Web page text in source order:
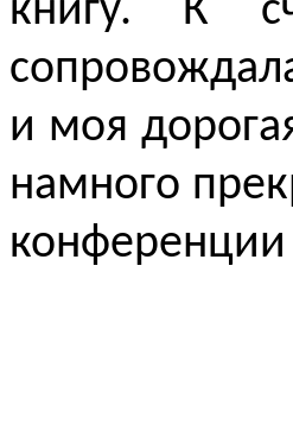
книгу. К
и моя
намного